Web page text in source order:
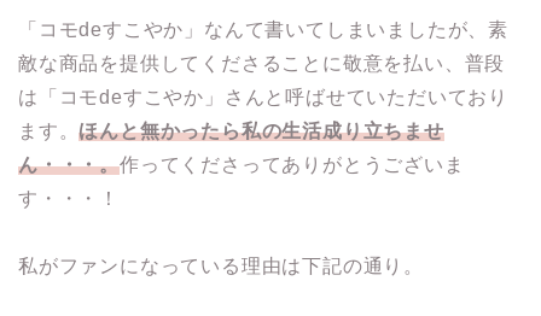
「コモdeすこやか」なんて書いてしまいましたが、素
敵な商品を提供してくださることに敬意を払い、普段
は「コモdeすこやか」さんと呼ばせていただいており
ます。ほんと無かったら私の生活成り立ちませ
ん・・・。作ってくださってありがとうございま
す・・・！
私がファンになっている理由は下記の通り。